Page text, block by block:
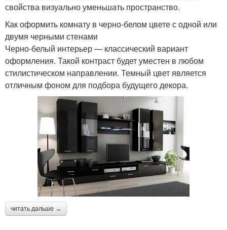
свойства визуально уменьшать пространство.
Как оформить комнату в черно-белом цвете с одной или
двумя черными стенами
Черно-белый интерьер — классический вариант
оформления. Такой контраст будет уместен в любом
стилистическом направлении. Темный цвет является
отличным фоном для подбора будущего декора.
читать дальше →